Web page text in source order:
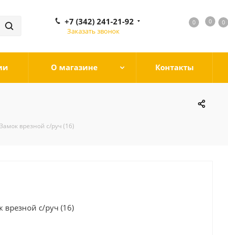
0 0 0
0
+7 (342) 241-21-92
Заказать звонок
О магазине Контакты
врезной с/руч (16)
врезной с/руч (16)